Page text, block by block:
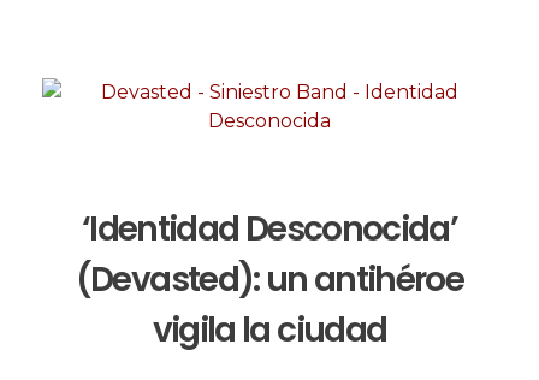
‘Identidad Desconocida’
(Devasted): un antihéroe
vigila la ciudad